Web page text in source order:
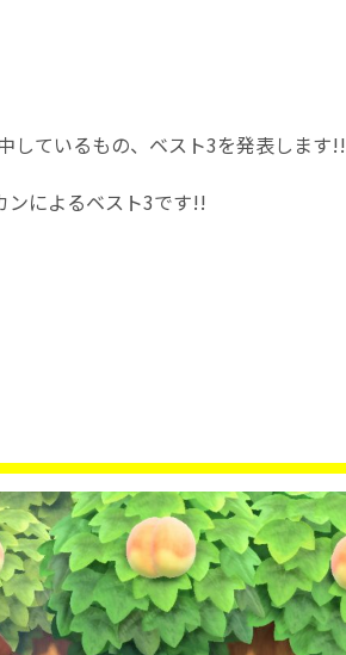
しているもの、ベスト3を発表します!!
によるベスト3です!!